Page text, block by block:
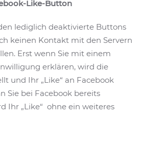
Like-Button
lediglich deaktivierte Buttons
keinen Kontakt mit den Servern
Erst wenn Sie mit einem
erklären, wird die
und Ihr „Like“ an Facebook
Sie bei Facebook bereits
Ihr „Like“ ohne ein weiteres